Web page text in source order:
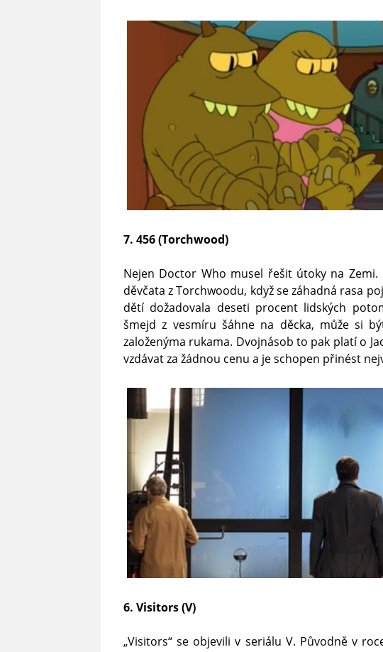
7. 456 (Torchwood)
Nejen Doctor Who musel řešit útoky na
děvčata z Torchwoodu, když se záhadná rasa
dětí dožadovala deseti procent lidských
šmejd z vesmíru šáhne na děcka, může si
založenýma rukama. Dvojnásob to pak platí o
vzdávat za žádnou cenu a je schopen přinést
6. Visitors (V)
„Visitors“ se objevili v seriálu V. Původně v